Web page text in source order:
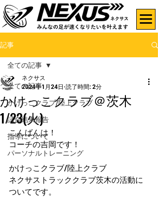
記事
全ての記事
かけっこクラブ/陸上クラブ
試合結果報告
指導について
パーソナルトレーニング
全ての記事
かけっこクラブ＠茨木
1/23(火)
ネクサス
2024年1月24日 読了時間: 2分
こんばんは！
コーチの吉岡です！
かけっこクラブ/陸上クラブ
ネクサストラッククラブ茨木の活動に
ついてです。